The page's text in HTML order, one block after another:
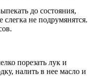
до состояния,
не подрумянятся.
порезать лук и
налить в нее масло и